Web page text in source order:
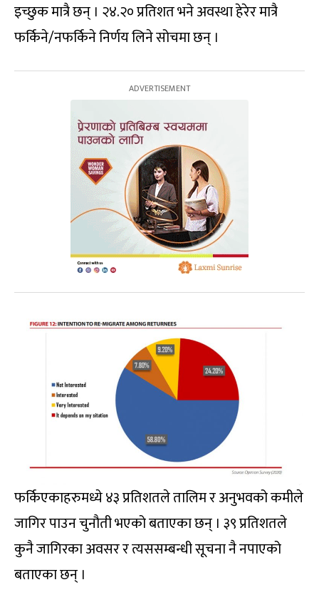
इच्छुक मात्रै छन् । २४.२० प्रतिशत भने अवस्था हेरेर मात्रै
फर्किने/नफर्किने निर्णय लिने सोचमा छन् ।
फर्किएकाहरुमध्ये ४३ प्रतिशतले तालिम र अनुभवको कमीले
जागिर पाउन चुनौती भएको बताएका छन् । ३९ प्रतिशतले
कुनै जागिरका अवसर र त्यससम्बन्धी सूचना नै नपाएको
बताएका छन् ।